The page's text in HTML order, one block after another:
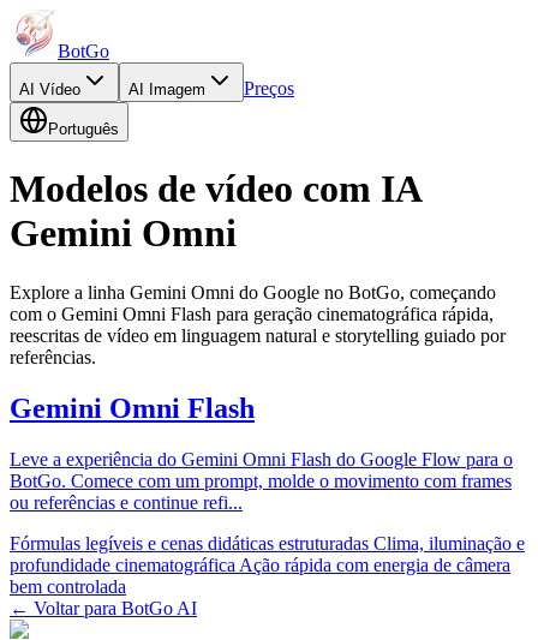
BotGo
AI Vídeo AI Imagem Preços
Português
Modelos de vídeo com IA
Gemini Omni
Explore a linha Gemini Omni do Google no BotGo, começando
com o Gemini Omni Flash para geração cinematográfica rápida,
reescritas de vídeo em linguagem natural e storytelling guiado por
referências.
Gemini Omni Flash
Leve a experiência do Gemini Omni Flash do Google Flow para o
BotGo. Comece com um prompt, molde o movimento com frames
ou referências e continue refi...
Fórmulas legíveis e cenas didáticas estruturadas Clima, iluminação e
profundidade cinematográfica Ação rápida com energia de câmera
bem controlada
← Voltar para BotGo AI